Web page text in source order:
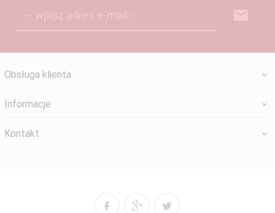
Obsługa klienta
Informacje
Kontakt